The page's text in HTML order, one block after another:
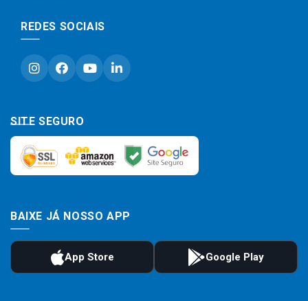
REDES SOCIAIS
SITE SEGURO
BAIXE JÁ NOSSO APP